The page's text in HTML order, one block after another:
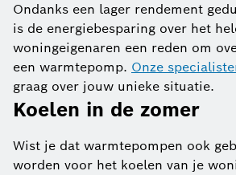
Ondanks een lager rendement
is de energiebesparing over het
woningeigenaren een reden om
een warmtepomp. Onze
graag over jouw unieke situatie.
Koelen in de zomer
Wist je dat warmtepompen ook
worden voor het koelen van je